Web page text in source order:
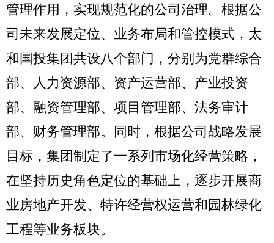
管理作用，实现规范化的公司治理。根据公
司未来发展定位、业务布局和管控模式，太
和国投集团共设八个部门，分别为党群综合
部、人力资源部、资产运营部、产业投资
部、融资管理部、项目管理部、法务审计
部、财务管理部。同时，根据公司战略发展
目标，集团制定了一系列市场化经营策略，
在坚持历史角色定位的基础上，逐步开展商
业房地产开发、特许经营权运营和园林绿化
工程等业务板块。